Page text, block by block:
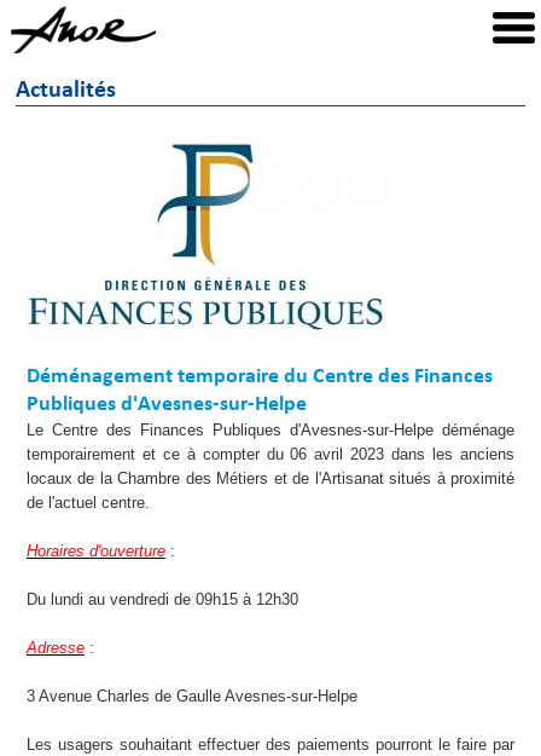
Actualités
Déménagement temporaire du Centre des Finances
Publiques d'Avesnes-sur-Helpe
Le Centre des Finances Publiques d'Avesnes-sur-Helpe déménage
temporairement et ce à compter du 06 avril 2023 dans les anciens
locaux de la Chambre des Métiers et de l'Artisanat situés à proximité
de l'actuel centre.
Horaires d'ouverture:
Du lundi au vendredi de 09h15 à 12h30
Adresse:
3 Avenue Charles de Gaulle Avesnes-sur-Helpe
Les usagers souhaitant effectuer des paiements pourront le faire par